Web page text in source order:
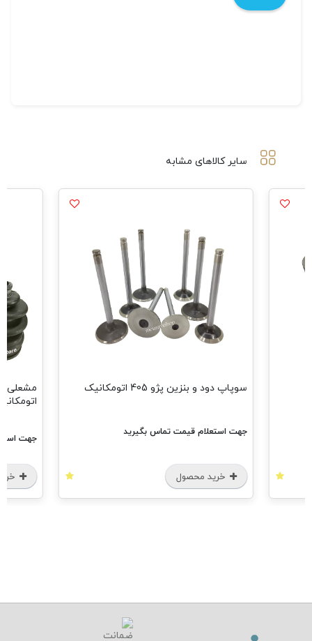
سایر کالاهای مشابه
سوپاپ دود و بنزین پژو 405 اتومکانیک
جهت استعلام قیمت تماس بگیرید
خرید محصول
اتومکانیک
جهت
خرید